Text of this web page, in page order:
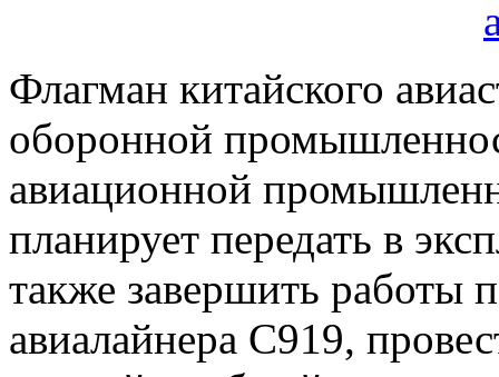
Флагман китайского
оборонной
авиационной
планирует передать в
также завершить работы
авиалайнера C919,